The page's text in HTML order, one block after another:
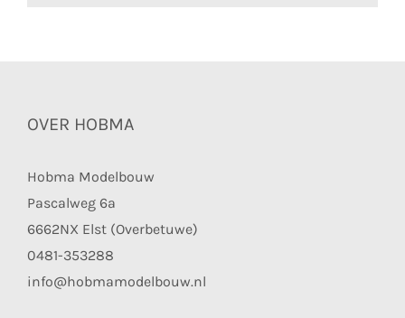
OVER HOBMA
Hobma Modelbouw
Pascalweg 6a
6662NX Elst (Overbetuwe)
0481-353288
info@hobmamodelbouw.nl